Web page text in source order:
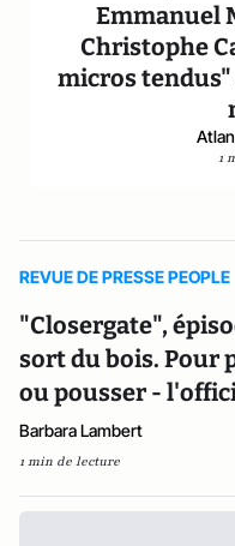
Emmanuel
Christophe
micros
1
REVUE DE PRESSE PEOPLE
"Closergate",
sort du bois. Pour
ou pousser -
Barbara Lambert
1 min de lecture